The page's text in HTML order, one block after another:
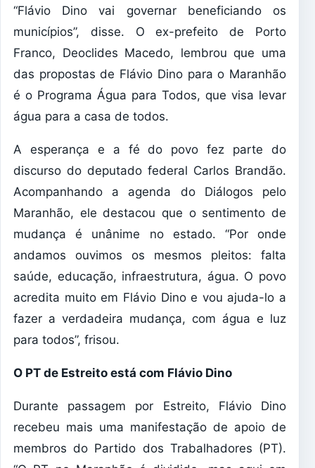
“Flávio Dino vai governar beneficiando os
municípios”, disse. O ex-prefeito de Porto
Franco, Deoclides Macedo, lembrou que uma
das propostas de Flávio Dino para o Maranhão
é o Programa Água para Todos, que visa levar
água para a casa de todos.
A esperança e a fé do povo fez parte do
discurso do deputado federal Carlos Brandão.
Acompanhando a agenda do Diálogos pelo
Maranhão, ele destacou que o sentimento de
mudança é unânime no estado. “Por onde
andamos ouvimos os mesmos pleitos: falta
saúde, educação, infraestrutura, água. O povo
acredita muito em Flávio Dino e vou ajuda-lo a
fazer a verdadeira mudança, com água e luz
para todos”, frisou.
O PT de Estreito está com Flávio Dino
Durante passagem por Estreito, Flávio Dino
recebeu mais uma manifestação de apoio de
membros do Partido dos Trabalhadores (PT).